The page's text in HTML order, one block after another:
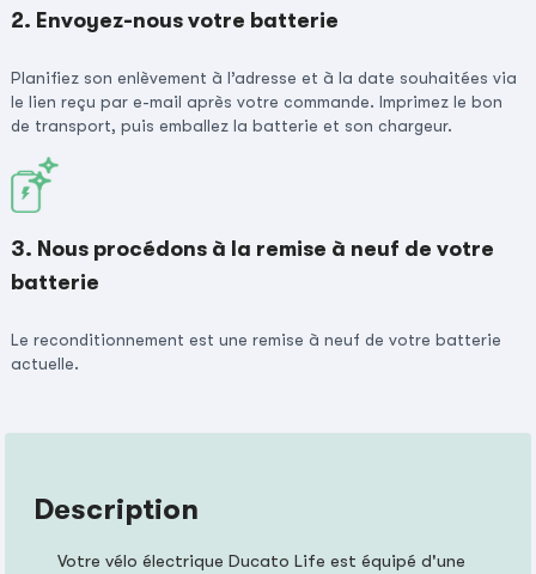
2. Envoyez-nous votre batterie
Planifiez son enlèvement à l’adresse et à la date souhaitées via
le lien reçu par e-mail après votre commande. Imprimez le bon
de transport, puis emballez la batterie et son chargeur.
3. Nous procédons à la remise à neuf de votre
batterie
Le reconditionnement est une remise à neuf de votre batterie
actuelle.
Description
Votre vélo électrique Ducato Life est équipé d'une